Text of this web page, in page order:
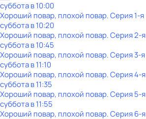
субботав10:00
Хороший повар, плохой повар. Серия 1-я
субботав10:20
Хороший повар, плохой повар. Серия 2-я
субботав10:45
Хороший повар, плохой повар. Серия 3-я
субботав11:10
Хороший повар, плохой повар. Серия 4-я
субботав11:35
Хороший повар, плохой повар. Серия 5-я
субботав11:55
Хороший повар, плохой повар. Серия 6-я